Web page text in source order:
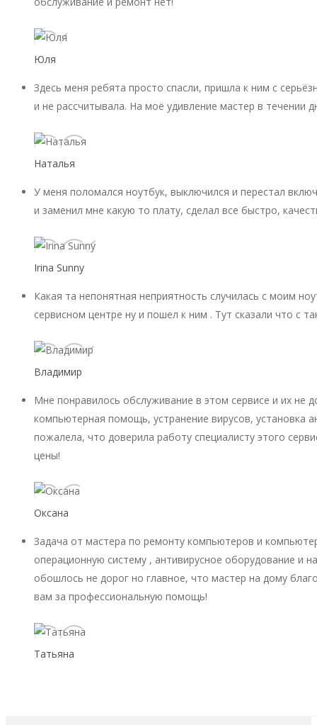
Юля
Здесь меня ребята просто спасли, пришла к ним с
и не рассчитывала. На моё удивление мастер в течении
Наталья
У меня поломался ноутбук, выключился и перестал
и заменил мне какую то плату, сделал все быстро,
Irina Sunny
Какая та непонятная неприятность случилась с моим
сервисном центре ну и пошел к ним . Тут сказали что с
Владимир
Мне понравилось обслуживание в этом сервисе и их не
компьютерная помощь, устранение вирусов, установка
пожалела, что доверила работу специалисту этого
цены!
Оксана
Задача от мастера по ремонту компьютеров и
операционную систему , антивирусное оборудование и
обошлось не дорог но главное, что мастер на дому
вам за профессиональную помощь!
Татьяна